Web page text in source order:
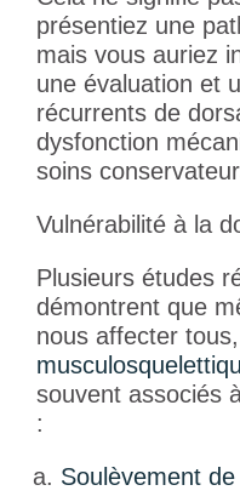
présentiez une
mais vous auriez
une évaluation et
récurrents de
dysfonction
soins
Vulnérabilité à la
Plusieurs études
démontrent que
nous affecter
souvent associés
:
Soulèvement